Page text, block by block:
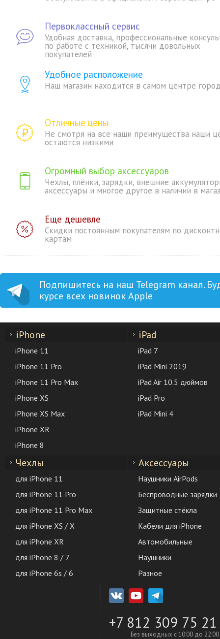
Первоклассный сервис
Удобная доставка, профессиональные
по работе с техникой, тысячи довольных
покупателей
Удобное расположение
Наш магазин находится в самом центре
Отличные цены
Не смотря на все наши преимущества наши
остаются низкими
Огромный выбор аксессуаров
Чехлы, плёнки, зарядки, внешние
аксессуары и многое другое в наличии в
Еще дешевле
Скидки постоянным покупателям по
картам
Подпишитесь на наш Telegram канал.
курсе всех новинок Apple
iPhone
iPhone 11
iPhone 11 Pro
iPhone 11 Pro Max
iPhone XS
iPhone XS Max
iPhone XR
iPhone 8
iPad
iPad 7
iPad Mini 2019
iPad Air 10.5 дюймов
iPad Pro
iPad Mini 4
Чехлы
для iPhone 11
для iPhone 11 Pro
для iPhone 11 Pro Max
для iPhone XS / X
для iPhone XR
для iPhone 8 / 7
для iPhone 6s / 6
Аксессуары
Наушники AirPods
Беспроводные зарядки
Защитные стёкла
Кабели для iPhone
Автомобильные
Наушники
Разное
+7 812 309 75 21
Без выходных с 10:00 до 22:00